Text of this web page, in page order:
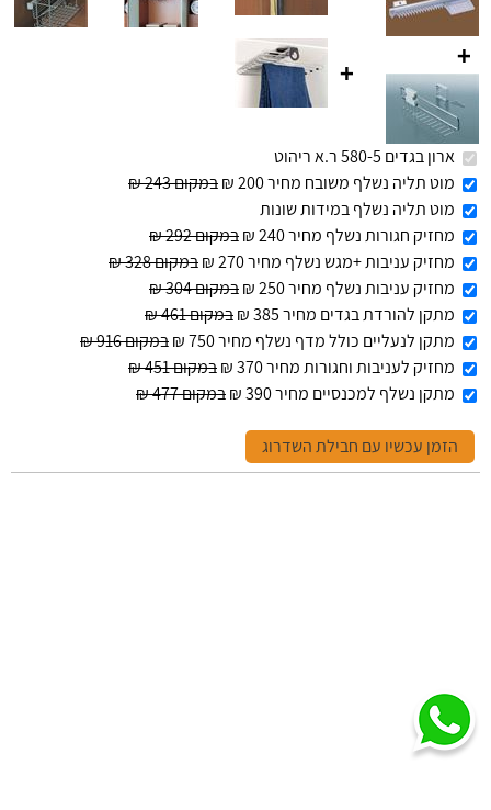
+
+
ארון בגדים 580-5 ר.א ריהוט
מוט תליה נשלף משובח מחיר 200 ₪
במקום 243 ₪
מוט תליה נשלף במידות שונות
מחזיק חגורות נשלף מחיר 240 ₪
במקום 292 ₪
מחזיק עניבות +מגש נשלף מחיר 270 ₪
במקום 328 ₪
מחזיק עניבות נשלף מחיר 250 ₪
במקום 304 ₪
מתקן להורדת בגדים מחיר 385 ₪
במקום 461 ₪
מתקן לנעליים כולל מדף נשלף מחיר 750 ₪
במקום 916 ₪
מחזיק לעניבות וחגורות מחיר 370 ₪
במקום 451 ₪
מתקן נשלף למכנסיים מחיר 390 ₪
במקום 477 ₪
הזמן עכשיו עם חבילת השדרוג